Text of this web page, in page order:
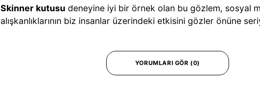
Skinner kutusu deneyine iyi bir örnek olan bu gözlem, sosyal
alışkanlıklarının biz insanlar üzerindeki etkisini gözler önüne
YORUMLARI GÖR (0)